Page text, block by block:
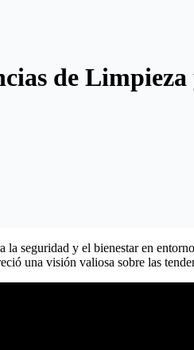
de
seguridad y el bienestar en
una visión valiosa sobre las